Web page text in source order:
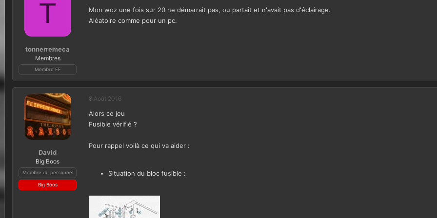
T
tonnerremeca
Membres
Membre FF
Mon woz une fois sur 20 ne démarrait pas, ou partait et n'avait pas d'éclairage.
Aléatoire comme pour un pc.
David
Big Boos
Membre du personnel
Big Boos
8 Août 2016
Alors ce jeu
Fusible vérifié ?
Pour rappel voilà ce qui va aider :
Situation du bloc fusible :